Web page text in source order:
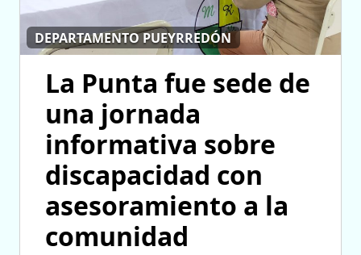
DEPARTAMENTO PUEYRREDÓN
La Punta fue sede de
una jornada
informativa sobre
discapacidad con
asesoramiento a la
comunidad